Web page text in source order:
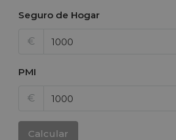
Seguro de Hogar
€
PMI
€
Calcular